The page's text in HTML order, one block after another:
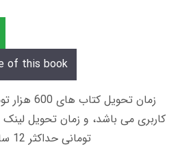
of this book
زمان
تومانی حداکثر 12 ساعت از طریق پیامک/ایمیل